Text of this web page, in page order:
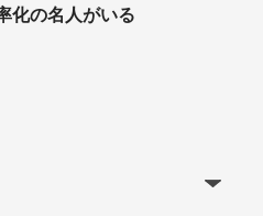
化の名人がいる